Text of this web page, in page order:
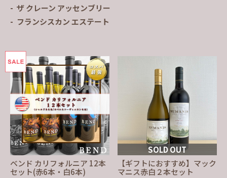
ザ クレーン アッセンブリー
フランシスカン エステート
ベンド カリフォルニア 12本
セット(赤6本・白6本)
SOLD OUT
【ギフトにおすすめ】マック
マニス赤白２本セット